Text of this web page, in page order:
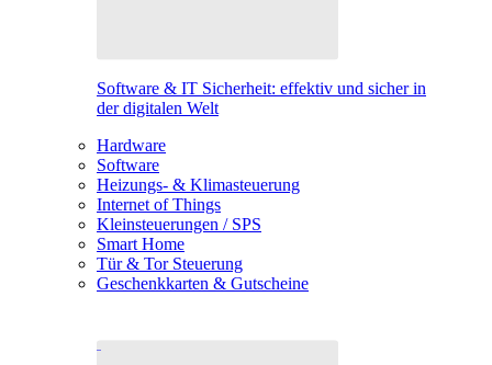
Software & IT Sicherheit: effektiv und sicher in
der digitalen Welt
Hardware
Software
Heizungs- & Klimasteuerung
Internet of Things
Kleinsteuerungen / SPS
Smart Home
Tür & Tor Steuerung
Geschenkkarten & Gutscheine